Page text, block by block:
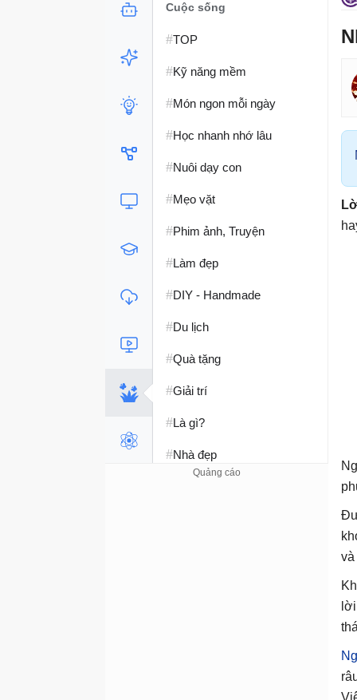
và
Cuộc sống
#TOP
#Kỹ năng mềm
#Món ngon mỗi ngày
#Học nhanh nhớ lâu
#Nuôi dạy con
#Mẹo vặt
#Phim ảnh, Truyện
#Làm đẹp
#DIY - Handmade
#Du lịch
#Quà tặng
#Giải trí
#Là gì?
#Nhà đẹp